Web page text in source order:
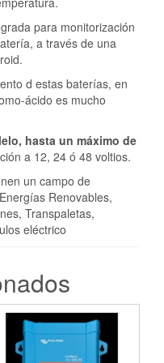
para monitorización
a través de una
d estas baterías, en
ácido es mucho
hasta un máximo de
a 12, 24 ó 48 voltios.
un campo de
Renovables,
Transpaletas,
eléctrico